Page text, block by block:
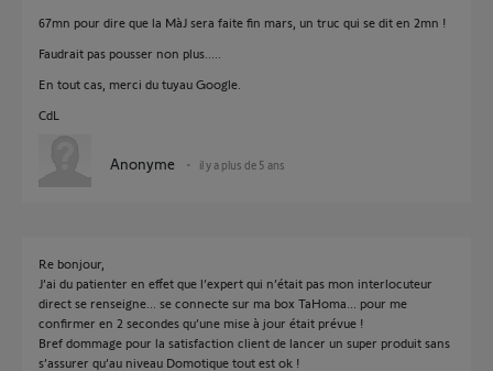
67mn pour dire que la MàJ sera faite fin mars, un truc qui se dit en 2mn !
Faudrait pas pousser non plus.....
En tout cas, merci du tuyau Google.
CdL
Anonyme il y a plus de 5 ans
Re bonjour,
J’ai du patienter en effet que l’expert qui n’était pas mon interlocuteur
direct se renseigne... se connecte sur ma box TaHoma... pour me
confirmer en 2 secondes qu’une mise à jour était prévue !
Bref dommage pour la satisfaction client de lancer un super produit sans
s’assurer qu’au niveau Domotique tout est ok !